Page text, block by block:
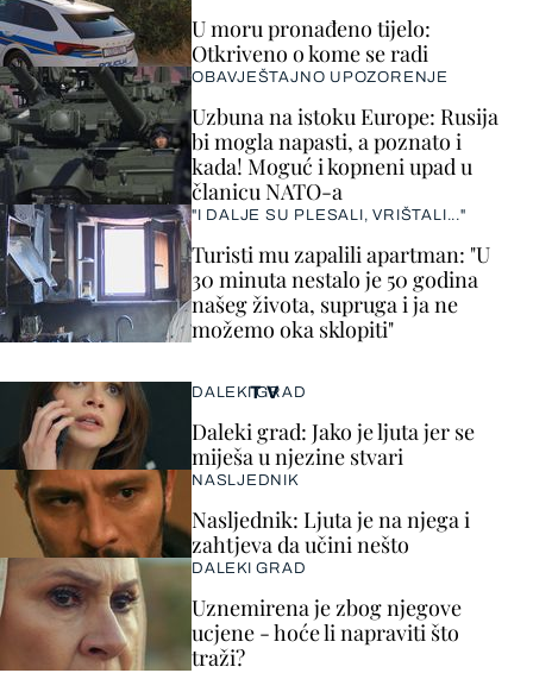
U moru pronađeno tijelo:
Otkriveno o kome se radi
OBAVJEŠTAJNO UPOZORENJE
Uzbuna na istoku Europe: Rusija
bi mogla napasti, a poznato i
kada! Moguć i kopneni upad u
članicu NATO-a
"I DALJE SU PLESALI, VRIŠTALI..."
Turisti mu zapalili apartman: "U
30 minuta nestalo je 50 godina
našeg života, supruga i ja ne
možemo oka sklopiti"
TV
DALEKI GRAD
Daleki grad: Jako je ljuta jer se
miješa u njezine stvari
NASLJEDNIK
Nasljednik: Ljuta je na njega i
zahtjeva da učini nešto
DALEKI GRAD
Uznemirena je zbog njegove
ucjene - hoće li napraviti što
traži?